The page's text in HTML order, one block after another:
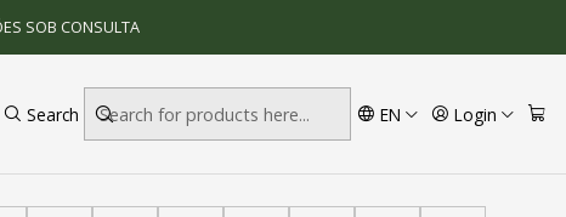
Search EN Login
SOB CONSULTA
S3